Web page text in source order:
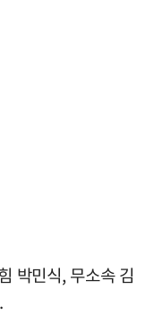
박민식, 무소속 김